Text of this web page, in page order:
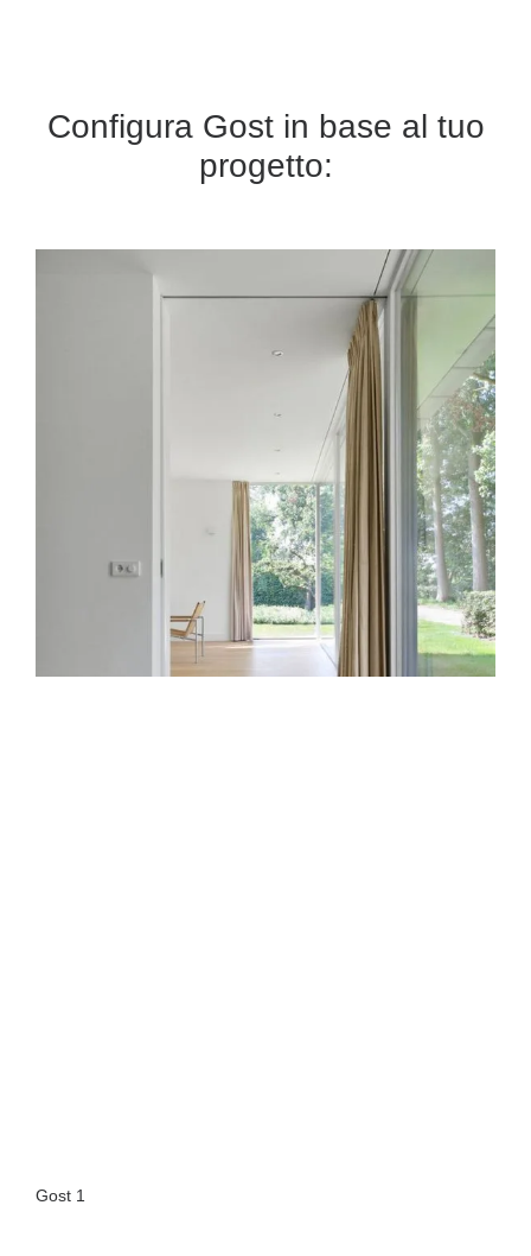
Configura Gost in base al tuo
progetto:
Gost 1